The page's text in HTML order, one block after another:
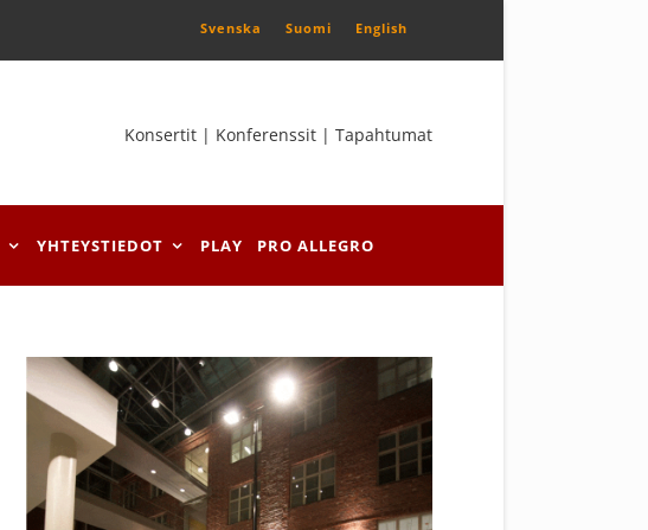
Svenska Suomi English
Konsertit | Konferenssit | Tapahtumat
YHTEYSTIEDOT PLAY PRO ALLEGRO